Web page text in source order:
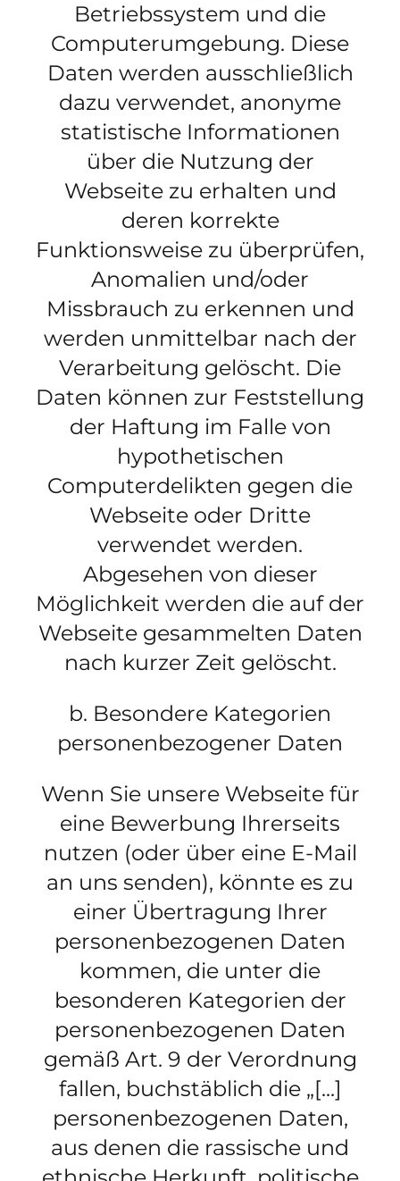
Betriebssystem und die
Computerumgebung. Diese
Daten werden ausschließlich
dazu verwendet, anonyme
statistische Informationen
über die Nutzung der
Webseite zu erhalten und
deren korrekte
Funktionsweise zu überprüfen,
Anomalien und/oder
Missbrauch zu erkennen und
werden unmittelbar nach der
Verarbeitung gelöscht. Die
Daten können zur Feststellung
der Haftung im Falle von
hypothetischen
Computerdelikten gegen die
Webseite oder Dritte
verwendet werden.
Abgesehen von dieser
Möglichkeit werden die auf der
Webseite gesammelten Daten
nach kurzer Zeit gelöscht.
b. Besondere Kategorien
personenbezogener Daten
Wenn Sie unsere Webseite für
eine Bewerbung Ihrerseits
nutzen (oder über eine E-Mail
an uns senden), könnte es zu
einer Übertragung Ihrer
personenbezogenen Daten
kommen, die unter die
besonderen Kategorien der
personenbezogenen Daten
gemäß Art. 9 der Verordnung
fallen, buchstäblich die „[...]
personenbezogenen Daten,
aus denen die rassische und